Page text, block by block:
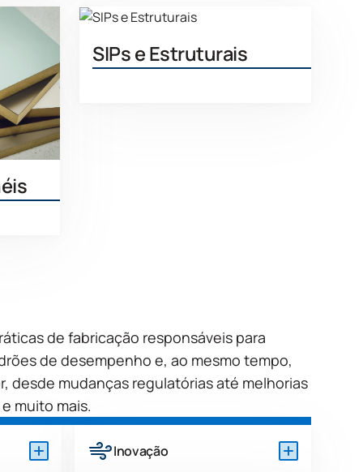
SIPs e Estruturais
de fabricação responsáveis para
de desempenho e, ao mesmo tempo,
desde mudanças regulatórias até melhorias
muito mais.
Inovação